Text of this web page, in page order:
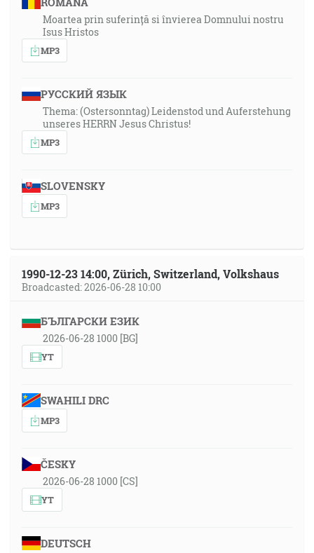
Moartea prin suferință si învierea Domnului nostru
Isus Hristos
MP3
РУССКИЙ ЯЗЫК
Thema: (Ostersonntag) Leidenstod und Auferstehung
unseres HERRN Jesus Christus!
MP3
SLOVENSKY
MP3
1990-12-23 14:00, Zürich, Switzerland, Volkshaus
Broadcasted: 2026-06-28 10:00
БЪЛГАРСКИ ЕЗИК
2026-06-28 1000 [BG]
YT
SWAHILI DRC
MP3
ČESKY
2026-06-28 1000 [CS]
YT
DEUTSCH